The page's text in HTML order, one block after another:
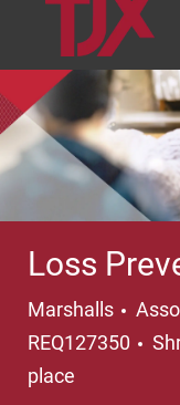
Loss
Marshalls
REQ127350
place